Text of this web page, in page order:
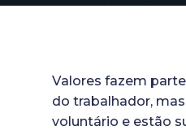
Valores fazem
do trabalhador,
voluntário e estão